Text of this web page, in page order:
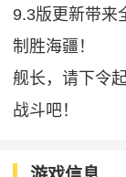
9.3版更新带来
制胜海疆！
舰长，请下令
战斗吧！